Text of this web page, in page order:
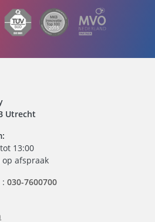
Utrecht
13:00
afspraak
:030-7600700